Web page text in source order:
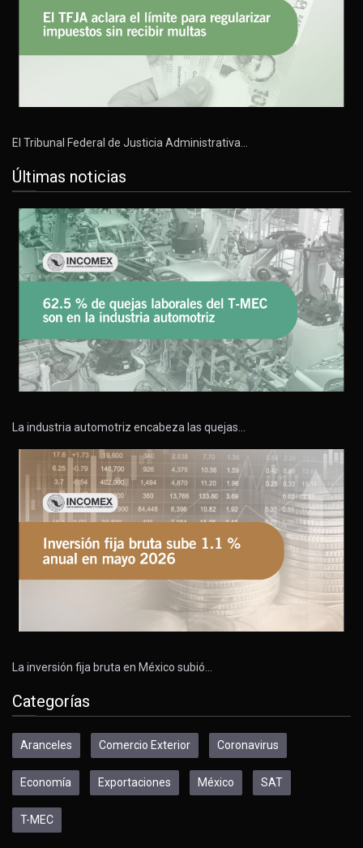
El Tribunal Federal de Justicia Administrativa…
Últimas noticias
La industria automotriz encabeza las quejas…
La inversión fija bruta en México subió…
Categorías
Aranceles Comercio Exterior Coronavirus
Economía Exportaciones México SAT
T-MEC